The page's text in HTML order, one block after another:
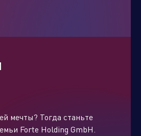
мечты? Тогда станьте
Forte Holding GmbH.